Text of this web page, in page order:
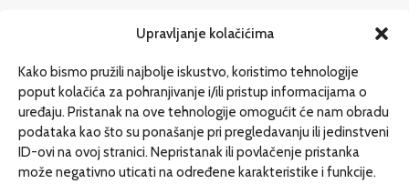
Upravljanje kolačićima
Kako bismo pružili najbolje iskustvo, koristimo tehnologije
poput kolačića za pohranjivanje i/ili pristup informacijama o
uređaju. Pristanak na ove tehnologije omogućit će nam obradu
podataka kao što su ponašanje pri pregledavanju ili jedinstveni
ID-ovi na ovoj stranici. Nepristanak ili povlačenje pristanka
može negativno uticati na određene karakteristike i funkcije.
redakcija@etrafika.net
Dosije
Drugi pišu
Društvo